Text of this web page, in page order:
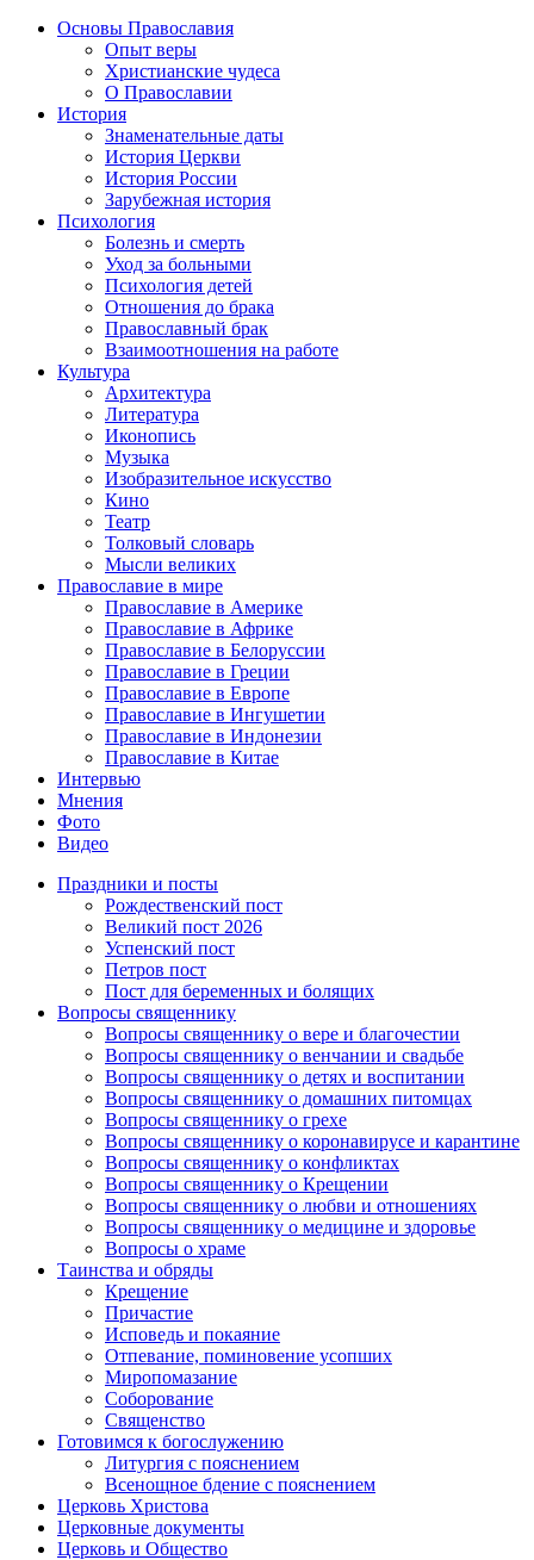
Основы Православия
Опыт веры
Христианские чудеса
О Православии
История
Знаменательные даты
История Церкви
История России
Зарубежная история
Психология
Болезнь и смерть
Уход за больными
Психология детей
Отношения до брака
Православный брак
Взаимоотношения на работе
Культура
Архитектура
Литература
Иконопись
Музыка
Изобразительное искусство
Кино
Театр
Толковый словарь
Мысли великих
Православие в мире
Православие в Америке
Православие в Африке
Православие в Белоруссии
Православие в Греции
Православие в Европе
Православие в Ингушетии
Православие в Индонезии
Православие в Китае
Интервью
Мнения
Фото
Видео
Праздники и посты
Рождественский пост
Великий пост 2026
Успенский пост
Петров пост
Пост для беременных и болящих
Вопросы священнику
Вопросы священнику о вере и благочестии
Вопросы священнику о венчании и свадьбе
Вопросы священнику о детях и воспитании
Вопросы священнику о домашних питомцах
Вопросы священнику о грехе
Вопросы священнику о коронавирусе и карантине
Вопросы священнику о конфликтах
Вопросы священнику о Крещении
Вопросы священнику о любви и отношениях
Вопросы священнику о медицине и здоровье
Вопросы о храме
Таинства и обряды
Крещение
Причастие
Исповедь и покаяние
Отпевание, поминовение усопших
Миропомазание
Соборование
Священство
Готовимся к богослужению
Литургия с пояснением
Всенощное бдение с пояснением
Церковь Христова
Церковные документы
Церковь и Общество